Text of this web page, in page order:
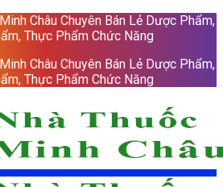
Châu Chuyên Bán Lẻ Dược Phẩm,
Thực Phẩm Chức Năng
Châu Chuyên Bán Lẻ Dược Phẩm,
Thực Phẩm Chức Năng